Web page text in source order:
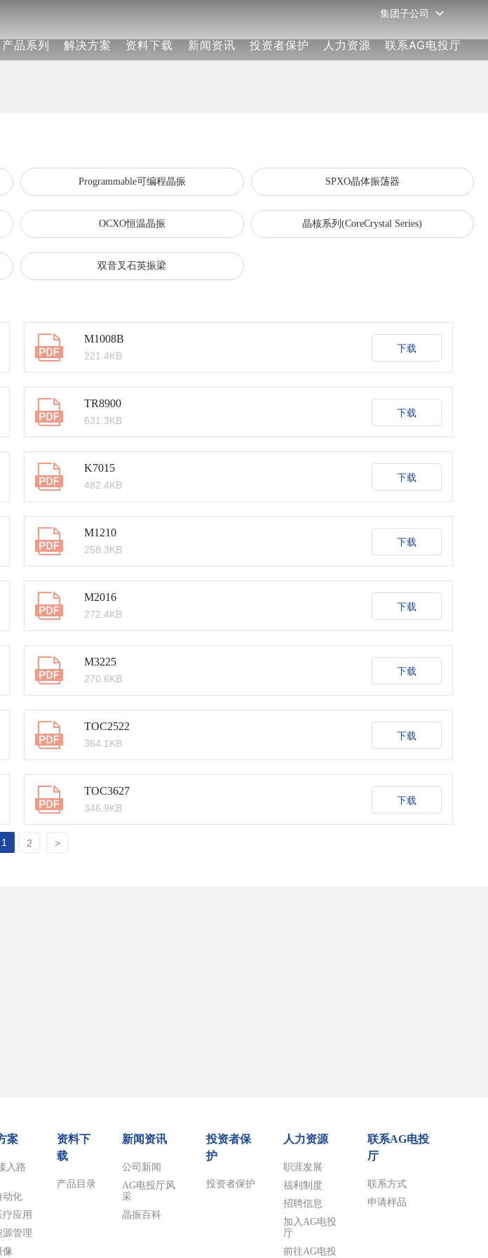
集团子公司
团结、务实、诚信、拼搏、扬建执行力
矿产尽职声明
产品系列
团结、务实、诚信、拼搏、扬建执行力
TCXO温补晶振
晶核系列（CoreCrystal Series）
SAW/BAW滤波器
解决方案
团结、务实、诚信、拼搏、扬建执行力
智能照明
资料下载
团结、务实、诚信、拼搏、扬建执行力
新闻资讯
团结、务实、诚信、拼搏、扬建执行力
投资者保护
团结、务实、诚信、拼搏、扬建执行力
人力资源
团结、务实、诚信、拼搏、扬建执行力
联系AG电投厅
团结、务实、诚信、拼搏、扬建执行力
Programmable可编程晶振 SPXO晶体振荡器
OCXO恒温晶振 晶核系列(CoreCrystal Series)
双音叉石英振梁
M1008B
221.4KB
下载
TR8900
631.3KB
下载
K7015
482.4KB
下载
M1210
258.3KB
下载
M2016
272.4KB
下载
M3225
270.6KB
下载
TOC2522
364.1KB
下载
TOC3627
346.9KB
下载
1 2 >
案
入路
动化
应用
源管理
像
资料下
载
产品目录
新闻资讯
公司新闻
AG电投厅风
采
晶振百科
投资者保
护
投资者保护
人力资源
职涯发展
福利制度
招聘信息
加入AG电投
厅
前往AG电投
联系AG电投
厅
联系方式
申请样品